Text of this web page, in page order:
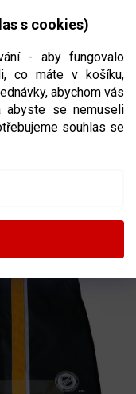
s cookies)
- aby fungovalo
co máte v košíku,
abychom vás
abyste se nemuseli
souhlas se
NÁKUPNÍ
VELIKOST